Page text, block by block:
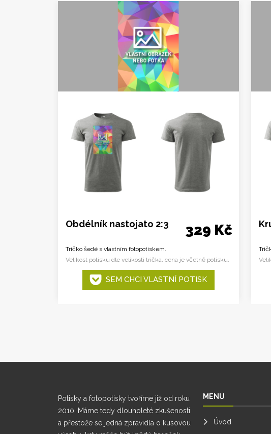
Obdélník nastojato 2:3 329 Kč
Tričko šedé s vlastním fotopotiskem.
Velikost potisku dle velikosti trička, cena je včetně potisku.
SEM CHCI VLASTNÍ POTISK
Potisky a fotopotisky tvoříme již od roku
2010. Máme tedy dlouholeté zkušenosti
a přestože se jedná zpravidla o kusovou
MENU
Úvod